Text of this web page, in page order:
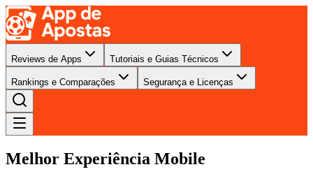
Reviews de Apps Tutoriais e Guias Técnicos
Rankings e Comparações Segurança e Licenças
Melhor Experiência Mobile